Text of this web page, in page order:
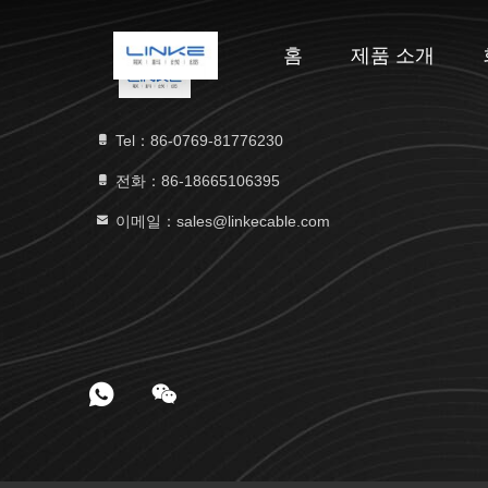
홈 제품 소개
Tel：86-0769-81776230
전화：86-18665106395
이메일：sales@linkecable.com